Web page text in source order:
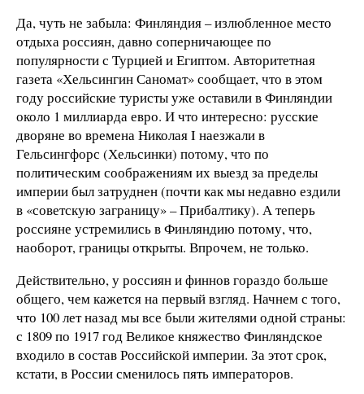
Да, чуть не забыла: Финляндия – излюбленное место
отдыха россиян, давно соперничающее по
популярности с Турцией и Египтом. Авторитетная
газета «Хельсингин Саномат» сообщает, что в этом
году российские туристы уже оставили в Финляндии
около 1 миллиарда евро. И что интересно: русские
дворяне во времена Николая I наезжали в
Гельсингфорс (Хельсинки) потому, что по
политическим соображениям их выезд за пределы
империи был затруднен (почти как мы недавно ездили
в «советскую заграницу» – Прибалтику). А теперь
россияне устремились в Финляндию потому, что,
наоборот, границы открыты. Впрочем, не только.
Действительно, у россиян и финнов гораздо больше
общего, чем кажется на первый взгляд. Начнем с того,
что 100 лет назад мы все были жителями одной страны:
с 1809 по 1917 год Великое княжество Финляндское
входило в состав Российской империи. За этот срок,
кстати, в России сменилось пять императоров.